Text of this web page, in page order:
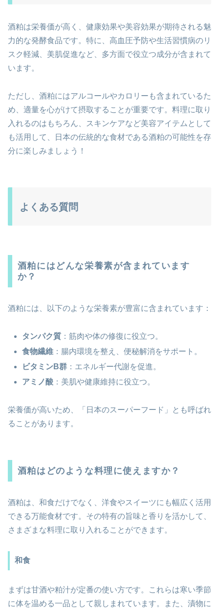
酒粕は栄養価が高く、健康効果や美容効果が期待される魅
力的な発酵食品です。特に、高血圧予防や生活習慣病のリ
スク軽減、美肌促進など、多方面で役立つ成分が含まれて
います。
ただし、酒粕にはアルコールやカロリーも含まれているた
め、適量を心がけて摂取することが重要です。料理に取り
入れるのはもちろん、スキンケアなど美容アイテムとして
も活用して、日本の伝統的な食材である酒粕の可能性を存
分に楽しみましょう！
よくある質問
酒粕にはどんな栄養素が含まれています
か？
酒粕には、以下のような栄養素が豊富に含まれています：
タンパク質 ：筋肉や体の修復に役立つ。
食物繊維 ：腸内環境を整え、便秘解消をサポート。
ビタミンB群 ：エネルギー代謝を促進。
アミノ酸 ：美肌や健康維持に役立つ。
栄養価が高いため、「日本のスーパーフード」とも呼ばれ
ることがあります。
酒粕はどのような料理に使えますか？
酒粕は、和食だけでなく、洋食やスイーツにも幅広く活用
できる万能食材です。その特有の旨味と香りを活かして、
さまざまな料理に取り入れることができます。
和食
まずは甘酒や粕汁が定番の使い方です。これらは寒い季節
に体を温める一品として親しまれています。また、漬物に